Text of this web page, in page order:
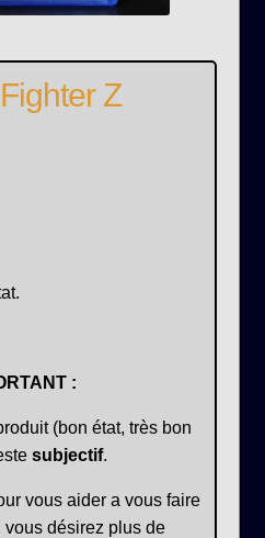
Z
:
(bon état, très bon
subjectif.
vous aider a vous faire
désirez plus de